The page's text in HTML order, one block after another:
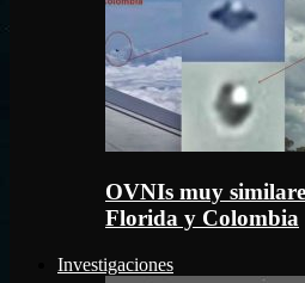
OVNIs muy
Florida y Colombia
Investigaciones